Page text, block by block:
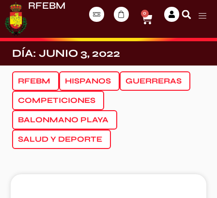
RFEBM
0
DÍA: JUNIO 3, 2022
RFEBM HISPANOS GUERRERAS
COMPETICIONES
BALONMANO PLAYA
SALUD Y DEPORTE